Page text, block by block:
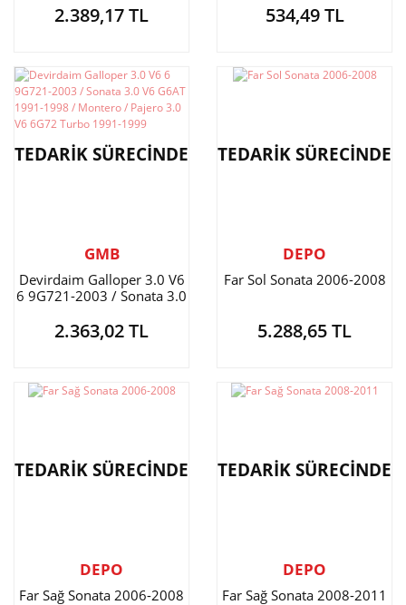
2.389,17 TL 534,49 TL
TEDARİK SÜRECİNDE
GMB
Devirdaim Galloper 3.0 V6
6 9G721-2003 / Sonata 3.0
Montero / Pajero 3.0 V6
6G72 Turbo 1991-1999
2.363,02 TL
TEDARİK SÜRECİNDE
DEPO
Far Sol Sonata 2006-2008
5.288,65 TL
TEDARİK SÜRECİNDE
DEPO
Far Sağ Sonata 2006-2008
TEDARİK SÜRECİNDE
DEPO
Far Sağ Sonata 2008-2011